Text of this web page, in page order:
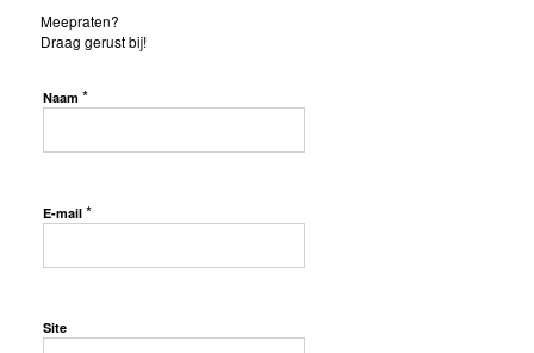
Meepraten?
Draag gerust bij!
Naam *
E-mail *
Site